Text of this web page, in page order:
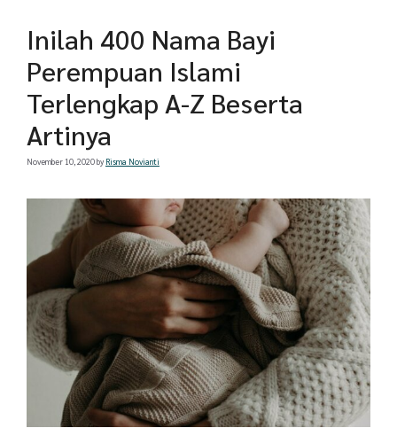
Inilah 400 Nama Bayi
Perempuan Islami
Terlengkap A-Z Beserta
Artinya
November 10, 2020by Risma Novianti